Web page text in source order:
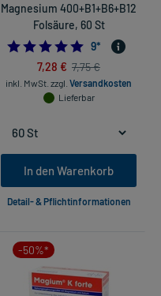
Magnesium 400+B1+B6+B12
Folsäure, 60 St
9*
7,28 € 7,75 €
inkl. MwSt. zzgl. Versandkosten
Lieferbar
In den Warenkorb
Detail- & Pflichtinformationen
-50%*